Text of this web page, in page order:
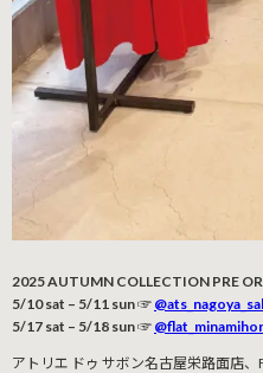
2025 AUTUMN COLLECTION PRE
5/10 sat – 5/11 sun ☞
5/17 sat – 5/18 sun ☞
アトリエ ドゥ サボン名古屋栄路面店、